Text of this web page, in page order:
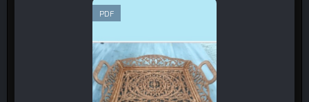
PDF